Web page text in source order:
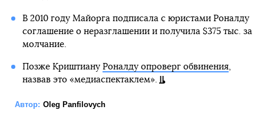
В 2010 году Майорга подписала с юристами Роналду
соглашение о неразглашении и получила $375 тыс. за
молчание.
Позже Криштиану Роналду опроверг обвинения,
назвав это «медиаспектаклем».
Автор: Oleg Panfilovych